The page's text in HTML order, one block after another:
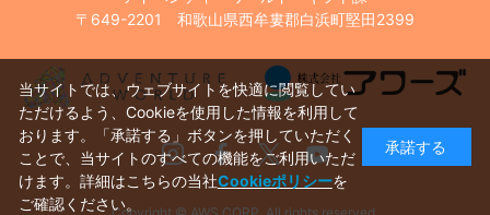
〒649-2201 和歌山県西牟婁郡白浜町堅田2399
InstagramFacebook
X Youtube
当サイトでは、ウェブサイトを快適に閲覧してい
ただけるよう、Cookieを使用した情報を利用して
おります。「承諾する」ボタンを押していただく
ことで、当サイトのすべての機能をご利用いただ
けます。詳細はこちらの当社Cookieポリシーを
ご確認ください。
承諾する